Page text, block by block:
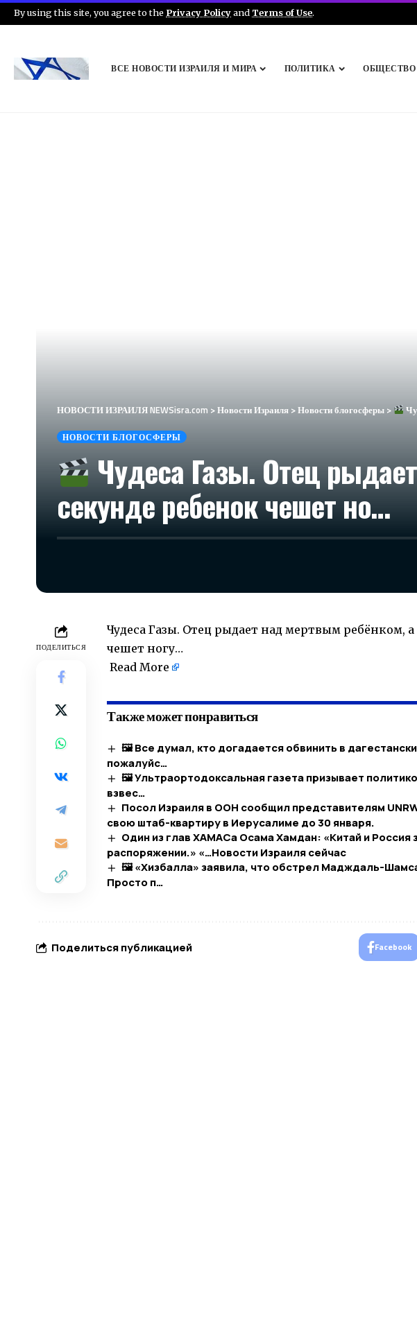
By using this site, you agree to the Privacy Policyand Terms of Use.
ВСЕ НОВОСТИ ИЗРАИЛЯ И МИРА ПОЛИТИКА ОБЩЕСТВО
НОВОСТИ ИЗРАИЛЯ NEWSisra.com >Новости Израиля >Новости блогосферы >
НОВОСТИ БЛОГОСФЕРЫ
Чудеса Газы. Отец
секунде ребенок чешет но…
ПОДЕЛИТЬСЯ
Чудеса Газы. Отец рыдает над мертвым ребёнком, а
чешет ногу…
Read More
Также может понравиться
🖼 Все думал, кто догадается обвинить в
пожалуйс…
🖼 Ультраортодоксальная газета призывает
взвес…
Посол Израиля в ООН сообщил представителям
свою штаб-квартиру в Иерусалиме до 30 января.
Один из глав ХАМАСа Осама Хамдан: «Китай и Россия
распоряжении.» «…​Новости Израиля сейчас
🖼 «Хизбалла» заявила, что обстрел Мадждаль-
Просто п…
Поделиться публикацией Facebook